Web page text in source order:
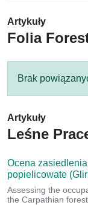
Artykuły
Folia
Brak
Artykuły
Leśne
Ocena
popielicowate
Assessing the
the Carpathian